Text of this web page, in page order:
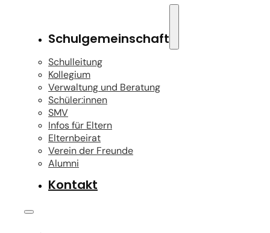
Schulgemeinschaft
Schulleitung
Kollegium
Verwaltung und Beratung
Schüler:innen
SMV
Infos für Eltern
Elternbeirat
Verein der Freunde
Alumni
Kontakt